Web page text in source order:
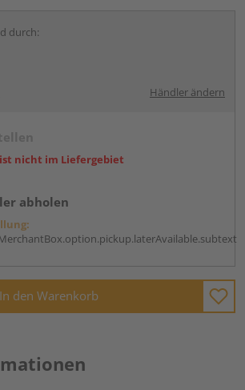
durch:
Händler ändern
nicht im Liefergebiet
abholen
In den Warenkorb